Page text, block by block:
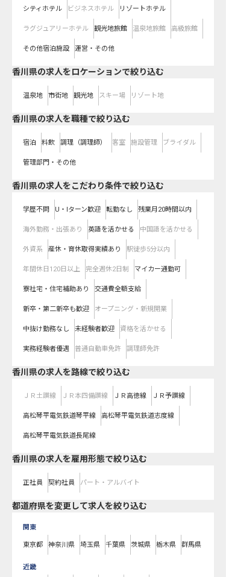
シティホテル ビジネスホテル リゾートホテル
ラグジュアリーホテル 観光地旅館 温泉地旅館 高級旅館
その他宿泊施設 運営・その他
香川県の求人をロケーションで絞り込む
温泉地 市街地 観光地 スキー場 リゾート地
香川県の求人を職種で絞り込む
宿泊 料飲 調理（調理師） 客室 施設管理 ブライダル
管理部門・その他
香川県の求人をこだわり条件で絞り込む
学歴不問 U・Iターン歓迎 転勤なし 残業月20時間以内
海外勤務・出張あり 英語を活かせる 中国語を活かせる
外資系 産休・育休取得実績あり 駅徒歩5分以内
年間休日120日以上 完全週休2日制 マイカー通勤可
寮社宅・住宅補助あり 交通費全額支給
新卒・第二新卒も歓迎 オープニング・新規開業
中抜け勤務なし 未経験者歓迎 資格を活かせる
実務経験者優遇 普通自動車免許 調理師免許
香川県の求人を路線で絞り込む
ＪＲ土讃線 ＪＲ本四備讃線 ＪＲ高徳線 ＪＲ予讃線
高松琴平電気鉄道琴平線 高松琴平電気鉄道志度線
高松琴平電気鉄道長尾線
香川県の求人を雇用形態で絞り込む
正社員 契約社員 パート・アルバイト
都道府県を変更して求人を絞り込む
関東
東京都 神奈川県 埼玉県 千葉県 茨城県 栃木県 群馬県
近畿